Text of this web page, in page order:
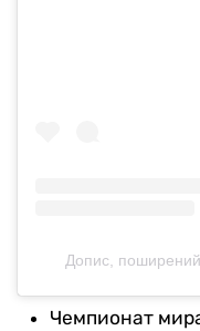
Допис,
Чемпионат